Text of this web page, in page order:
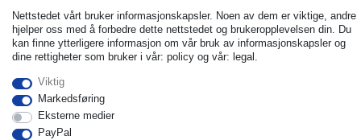
Nettstedet vårt bruker informasjonskapsler. Noen av dem er viktige, andre
hjelper oss med å forbedre dette nettstedet og brukeropplevelsen din. Du
kan finne ytterligere informasjon om vår bruk av informasjonskapsler og
dine rettigheter som bruker i vår: policy og vår: legal.
Viktig
Markedsføring
Eksterne medier
PayPal
Ta kontakt med